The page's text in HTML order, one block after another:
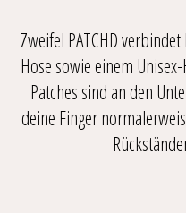
Zweifel PATCHD
Hose sowie einem
Patches sind an den
deine Finger